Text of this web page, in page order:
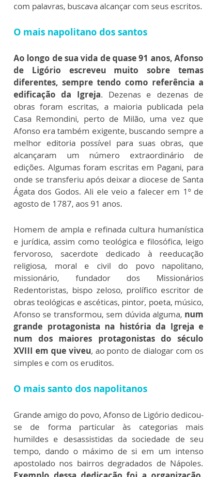
com palavras, buscava alcançar com seus escritos.
O mais napolitano dos santos
Ao longo de sua vida de quase 91 anos, Afonso
de Ligório escreveu muito sobre temas
diferentes, sempre tendo como referência a
edificação da Igreja. Dezenas e dezenas de
obras foram escritas, a maioria publicada pela
Casa Remondini, perto de Milão, uma vez que
Afonso era também exigente, buscando sempre a
melhor editoria possível para suas obras, que
alcançaram um número extraordinário de
edições. Algumas foram escritas em Pagani, para
onde se transferiu após deixar a diocese de Santa
Ágata dos Godos. Ali ele veio a falecer em 1º de
agosto de 1787, aos 91 anos.
Homem de ampla e refinada cultura humanística
e jurídica, assim como teológica e filosófica, leigo
fervoroso, sacerdote dedicado à reeducação
religiosa, moral e civil do povo napolitano,
missionário, fundador dos Missionários
Redentoristas, bispo zeloso, prolífico escritor de
obras teológicas e ascéticas, pintor, poeta, músico,
Afonso se transformou, sem dúvida alguma, num
grande protagonista na história da Igreja e
num dos maiores protagonistas do século
XVIII em que viveu, ao ponto de dialogar com os
simples e com os eruditos.
O mais santo dos napolitanos
Grande amigo do povo, Afonso de Ligório dedicou-
se de forma particular às categorias mais
humildes e desassistidas da sociedade de seu
tempo, dando o máximo de si em um intenso
apostolado nos bairros degradados de Nápoles.